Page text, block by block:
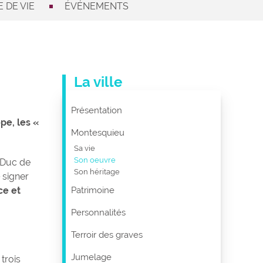
DE VIE ÉVÉNEMENTS
les «
de
signer
et
trois
La ville
Présentation
Montesquieu
Sa vie
Son oeuvre
Son héritage
Patrimoine
Personnalités
Terroir des graves
Jumelage